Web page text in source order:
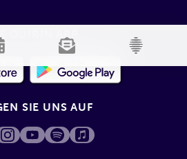
QUIRIN APP
SIE UNS AUF